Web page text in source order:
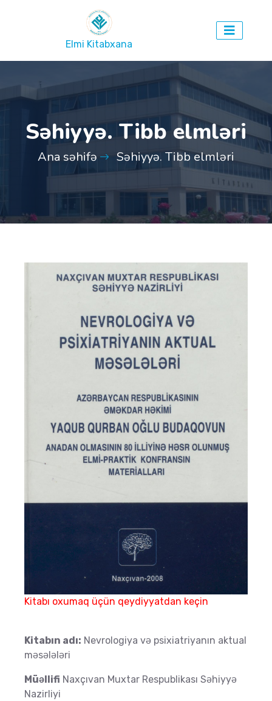
Elmi Kitabxana
Səhiyyə. Tibb elmləri
Ana səhifə Səhiyyə. Tibb elmləri
Kitabı oxumaq üçün qeydiyyatdan keçin
Kitabın adı: Nevrologiya və psixiatriyanın aktual
məsələləri
Müəllifi Naxçıvan Muxtar Respublikası Səhiyyə
Nazirliyi